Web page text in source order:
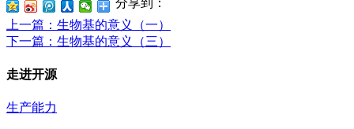
上一篇 ：生物基的意义（一）
下一篇 ：生物基的意义（三）
走进开源
生产能力